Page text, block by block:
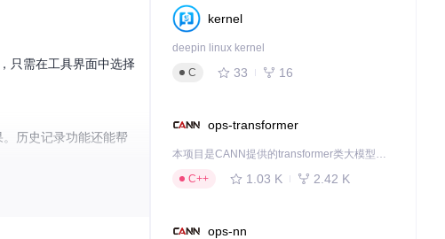
只需在工具界面中选择
历史记录功能还能帮
kernel
deepin linux kernel
C
33 16
ops-transformer
本项目是CANN提供的transformer类大模型算子库，实现网络在NPU上加速计算。
C++
1.03 K 2.42 K
ops-nn